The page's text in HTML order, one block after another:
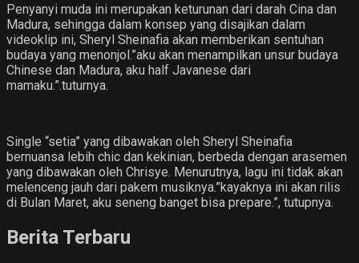
Penyanyi muda ini merupakan keturunan dari darah Cina dan
Madura, sehingga dalam konsep yang disajikan dalam
videoklip ini, Sheryl Sheinafia akan memberikan sentuhan
budaya yang menonjol.”aku akan menampilkan unsur budaya
Chinese dan Madura, aku half Javanese dari
mamaku.”.tuturnya.
Single “setia” yang dibawakan oleh Sheryl Sheinafia
bernuansa lebih chic dan kekinian, berbeda dengan arasemen
yang dibawakan oleh Chrisye. Menurutnya, lagu ini tidak akan
melenceng jauh dari pakem musiknya.”kayaknya ini akan rilis
di Bulan Maret, aku seneng banget bisa prepare.”, tutupnya.
Berita Terbaru